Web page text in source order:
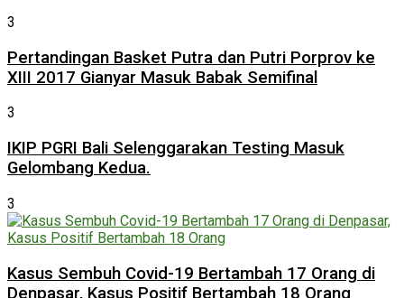
3
Pertandingan Basket Putra dan Putri Porprov ke
XIII 2017 Gianyar Masuk Babak Semifinal
3
IKIP PGRI Bali Selenggarakan Testing Masuk
Gelombang Kedua.
3
Kasus Sembuh Covid-19 Bertambah 17 Orang di
Denpasar, Kasus Positif Bertambah 18 Orang